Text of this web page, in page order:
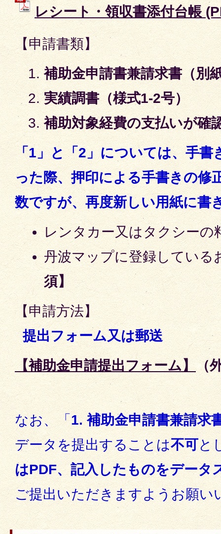
レシート・領収書添付台帳
【申請書類】
補助金申請書兼請求書（別
実績調書（様式1-2号）
補助対象経費の支払いが確
「1」と「2」については、手
った際、押印による手書きの修
数ですが、再度新しい用紙に書
レンタカー又はタクシーの
丹波マップに登録している
須】
【申請方法】
提出フォーム又は郵送
【補助金申請提出フォーム】（
なお、「 1. 補助金申請書兼請求
データを提出することは不可と
はPDF、記入したものをデータ
ご提出いただきますようお願い